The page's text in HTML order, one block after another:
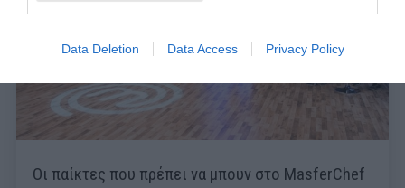
Data Deletion Data Access Privacy Policy
Οι παίκτες που πρέπει να μπουν στο MasferChef